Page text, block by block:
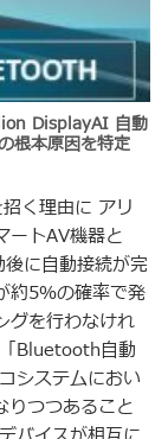
DisplayAI 自動
根本原因を特定
く理由に アリ
ートAV機器と
に自動接続が完
約5％の確率で発
グを行わなけれ
Bluetooth自動
システムにおい
りつつあること